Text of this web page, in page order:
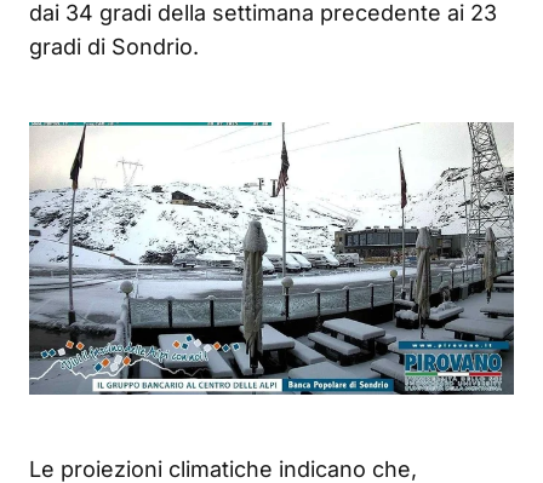
dai 34 gradi della settimana precedente ai 23
gradi di Sondrio.
Le proiezioni climatiche indicano che,